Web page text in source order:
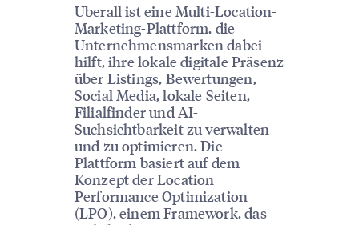
Uberall ist eine Multi-Location-
Marketing-Plattform, die
Unternehmensmarken dabei
hilft, ihre lokale digitale Präsenz
über Listings, Bewertungen,
Social Media, lokale Seiten,
Filialfinder und AI-
Suchsichtbarkeit zu verwalten
und zu optimieren. Die
Plattform basiert auf dem
Konzept der Location
Performance Optimization
(LPO), einem Framework, das